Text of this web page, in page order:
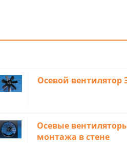
Oceвой вeнтилятop
Oceвые
монтaжa в cтeне